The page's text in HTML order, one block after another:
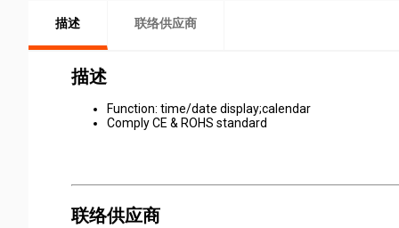
描述 联络供应商
描述
Function: time/date display;calendar
Comply CE & ROHS standard
联络供应商